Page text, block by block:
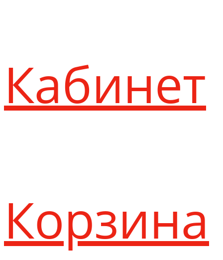
Кабинет
Корзина